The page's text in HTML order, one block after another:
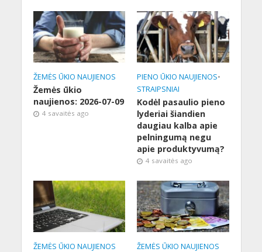
ŽEMĖS ŪKIO NAUJIENOS
Žemės ūkio
naujienos: 2026-07-09
4 savaitės ago
PIENO ŪKIO NAUJIENOS•
STRAIPSNIAI
Kodėl pasaulio pieno
lyderiai šiandien
daugiau kalba apie
pelningumą negu
apie produktyvumą?
4 savaitės ago
ŽEMĖS ŪKIO NAUJIENOS ŽEMĖS ŪKIO NAUJIENOS